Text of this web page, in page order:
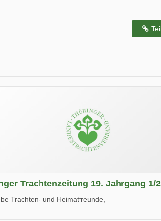
Trachtenzeitung 19. Jahrgang 1/
Trachten- und Heimatfreunde,